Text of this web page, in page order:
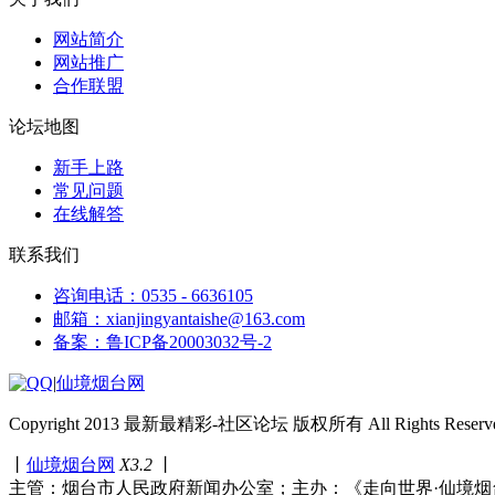
网站简介
网站推广
合作联盟
论坛地图
新手上路
常见问题
在线解答
联系我们
咨询电话：0535 - 6636105
邮箱：xianjingyantaishe@163.com
备案：鲁ICP备20003032号-2
|仙境烟台网
Copyright 2013 最新最精彩-社区论坛 版权所有 All Rights
仙境烟台网 X3.2
主管：烟台市人民政府新闻办公室；主办：《走向世界·仙境